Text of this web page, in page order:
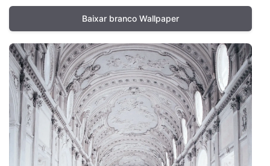
Baixar branco Wallpaper